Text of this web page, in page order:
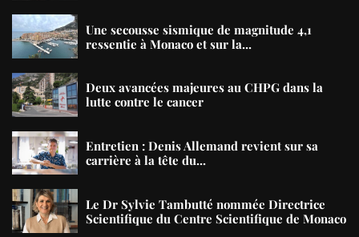
Une secousse sismique de magnitude 4,1
ressentie à Monaco et sur la...
Deux avancées majeures au CHPG dans la
lutte contre le cancer
Entretien : Denis Allemand revient sur sa
carrière à la tête du...
Le Dr Sylvie Tambutté nommée Directrice
Scientifique du Centre Scientifique de Monaco